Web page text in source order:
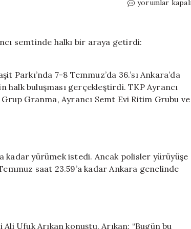
TKP,
örgütlemek
semtinde
halkı
bir
değiştirmediler’
yorumlar
7-8 Temmuz’da 36.’sı Ankara’da
halk buluşması gerçekleştirdi. TKP Ayrancı
Granma, Ayrancı Semt Evi Ritim Grubu ve
kadar yürümek istedi. Ancak polisler yürüyüşe
saat 23.59’a kadar Ankara genelinde
Ufuk Arıkan konuştu. Arıkan; “Bugün bu